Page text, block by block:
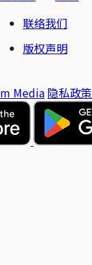
联络我们
版权声明
Media 隐私政策